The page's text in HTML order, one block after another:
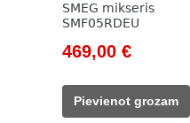
SMEG mikseris
SMF05RDEU
Original
was:
533,00 €.
469,00 €Current
469,00 €.
Pievienot grozam